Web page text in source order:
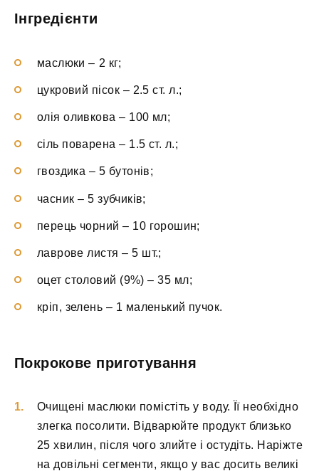
Інгредієнти
маслюки – 2 кг;
цукровий пісок – 2.5 ст. л.;
олія оливкова – 100 мл;
сіль поварена – 1.5 ст. л.;
гвоздика – 5 бутонів;
часник – 5 зубчиків;
перець чорний – 10 горошин;
лаврове листя – 5 шт.;
оцет столовий (9%) – 35 мл;
кріп, зелень – 1 маленький пучок.
Покрокове приготування
Очищені маслюки помістіть у воду. Її необхідно
злегка посолити. Відварюйте продукт близько
25 хвилин, після чого злийте і остудіть. Наріжте
на довільні сегменти, якщо у вас досить великі